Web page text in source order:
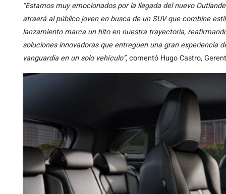
“Estamos muy emocionados por la llegada del nuevo
atraerá al público joven en busca de un SUV que combine
lanzamiento marca un hito en nuestra trayectoria,
soluciones innovadoras que entreguen una gran experiencia
vanguardia en un solo vehículo”, comentó Hugo Castro,